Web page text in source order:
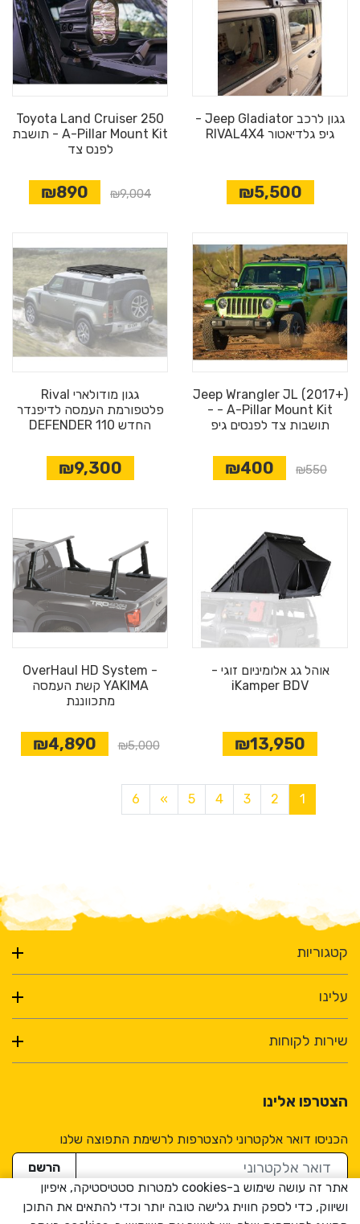
גגון לרכב Jeep Gladiator -
גיפ גלדיאטור RIVAL4X4
₪5,500
Toyota Land Cruiser 250
A-Pillar Mount Kit - תושבת
לפנס צד
₪9,004
₪890
Jeep Wrangler JL (2017+)
- A-Pillar Mount Kit -
תושבות צד לפנסים גיפ
₪550
₪400
גגון מודולארי Rival
פלטפורמת העמסה לדיפנדר
החדש DEFENDER 110
₪9,300
אוהל גג אלומיניום זוגי -
iKamper BDV
₪13,950
OverHaul HD System -
YAKIMA קשת העמסה
מתכווננת
₪5,000
₪4,890
1
2
3
4
5
»
6
קטגוריות
עלינו
שירות לקוחות
הצטרפו אלינו
הכניסו דואר אלקטרוני להצטרפות לרשימת התפוצה שלנו
דואר אלקטרוני
הרשם
אתר זה עושה שימוש ב-cookies למטרות סטטיסטיקה, איפיון
ושיווק, כדי לספק חווית גלישה טובה יותר וכדי להתאים את התוכן